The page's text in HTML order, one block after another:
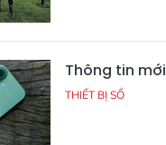
Thông tin mới
THIẾT BỊ SỐ